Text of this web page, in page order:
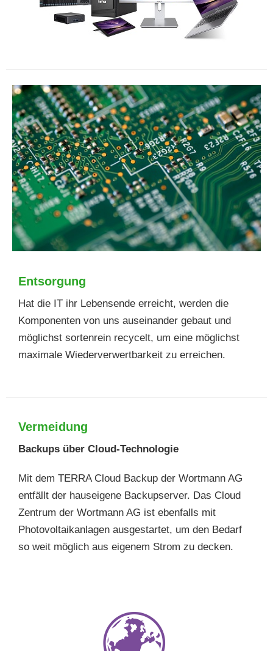
Entsorgung
Hat die IT ihr Lebensende erreicht, werden die
Komponenten von uns auseinander gebaut und
möglichst sortenrein recycelt, um eine möglichst
maximale Wiederverwertbarkeit zu erreichen.
Vermeidung
Backups über Cloud-Technologie
Mit dem TERRA Cloud Backup der Wortmann AG
entfällt der hauseigene Backupserver. Das Cloud
Zentrum der Wortmann AG ist ebenfalls mit
Photovoltaikanlagen ausgestartet, um den Bedarf
so weit möglich aus eigenem Strom zu decken.